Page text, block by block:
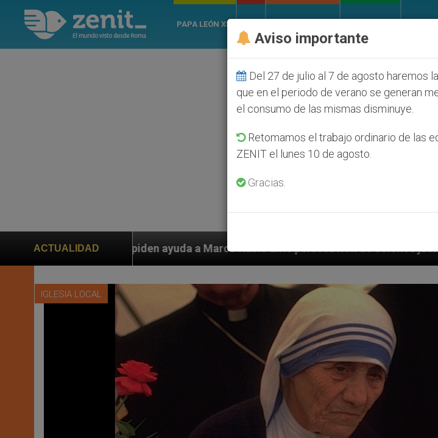
PAPA LEÓN XIV
ACTUALIDAD
ayuda a Marco Rubio ante persecución de colonos judíos que afecta a cristianos (y
IGLESIA LOCAL
Aviso importante
Del 27 de julio al 7 de agosto haremos
que en el periodo de verano se generan
el consumo de las mismas disminuye.
Retomamos el trabajo ordinario de las
ZENIT el lunes 10 de agosto.
Gracias.